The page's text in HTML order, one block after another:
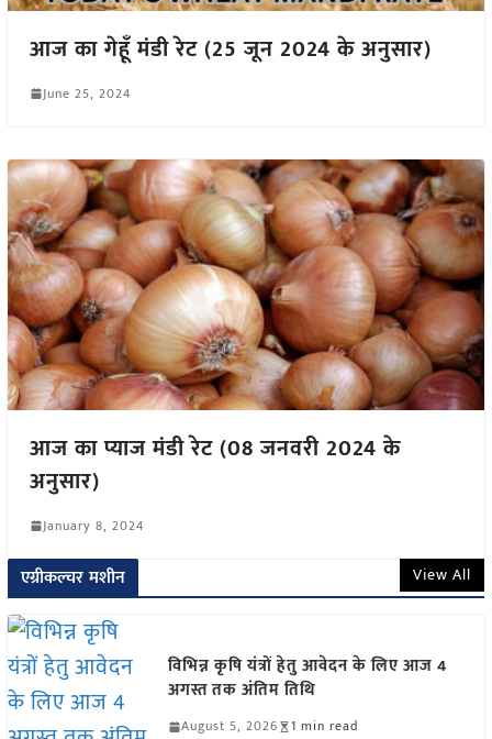
आज का गेहूँ मंडी रेट (25 जून 2024 के अनुसार)
June 25, 2024
आज का प्याज मंडी रेट (08 जनवरी 2024 के
अनुसार)
January 8, 2024
एग्रीकल्चर मशीन View All
विभिन्न कृषि यंत्रों हेतु आवेदन के लिए आज 4
अगस्त तक अंतिम तिथि
August 5, 2026 1 min read